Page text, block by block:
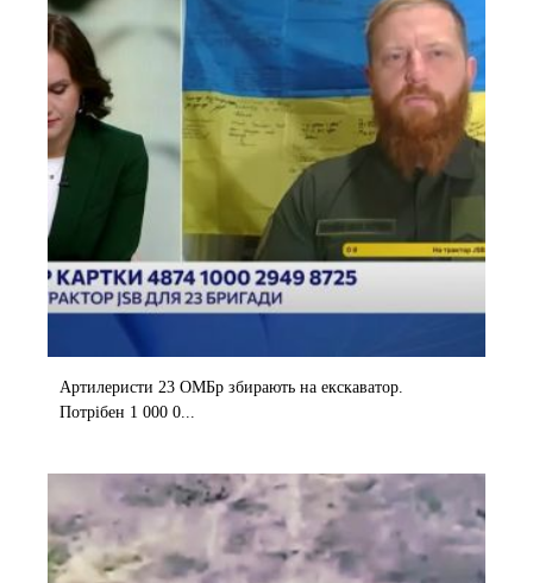
Артилеристи 23 ОМБр збирають на екскаватор.
Потрібен 1 000 0...